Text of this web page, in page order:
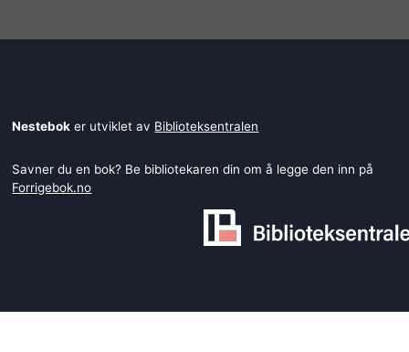
Nestebok er utviklet av Biblioteksentralen
Savner du en bok? Be bibliotekaren din om å legge den inn på
Forrigebok.no